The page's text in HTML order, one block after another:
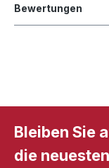
Bewertungen
Bleiben Sie
die